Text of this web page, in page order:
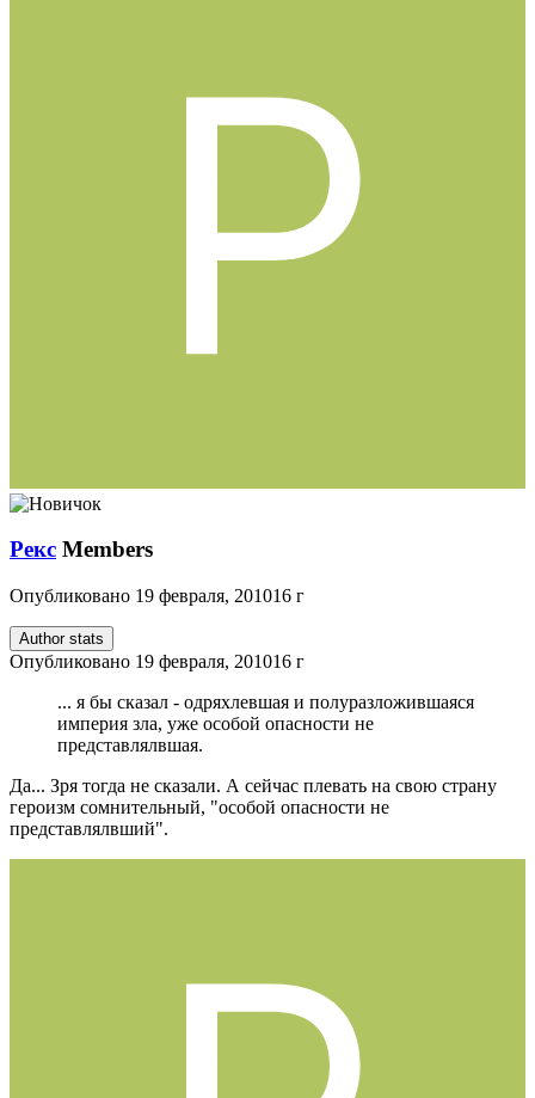
Рекс Members
Опубликовано 19 февраля, 201016 г
Author stats
Опубликовано 19 февраля, 201016 г
... я бы сказал - одряхлевшая и полуразложившаяся
империя зла, уже особой опасности не
представлялвшая.
Да... Зря тогда не сказали. А сейчас плевать на свою страну
героизм сомнительный, "особой опасности не
представлялвший".